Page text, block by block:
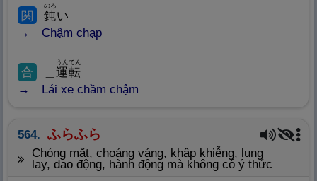
関 鈍
のろ
い
Chậm chạp
合 運転
うんてん
Lái xe chầm chậm
564. ふらふら
chóng mặt, choáng váng, khập khiễng, lung
lay, dao động, hành động mà không có ý thức